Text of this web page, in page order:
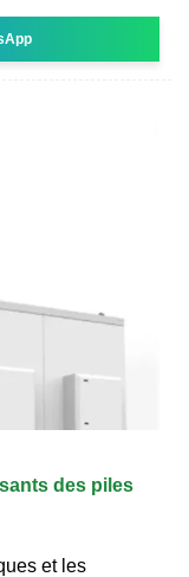
des piles
et les